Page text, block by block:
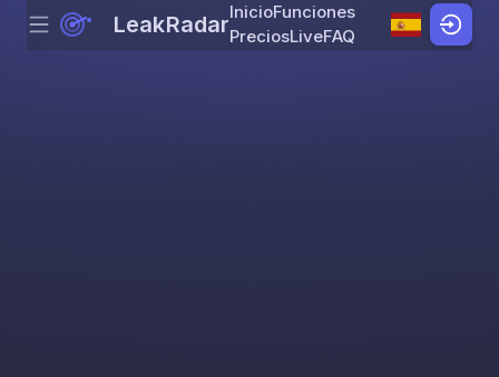
Skip to content
Menu LeakRadarInicioFunciones
PreciosLiveFAQ